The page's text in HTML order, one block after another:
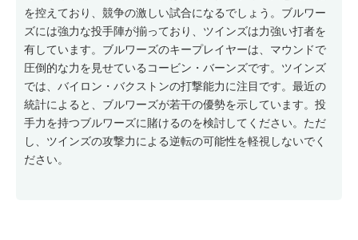
を控えており、競争の激しい試合になるでしょう。ブルワー
ズには強力な投手陣が揃っており、ツインズは力強い打者を
有しています。ブルワーズのキープレイヤーは、マウンドで
圧倒的な力を見せているコービン・バーンズです。ツインズ
では、バイロン・バクストンの打撃能力に注目です。最近の
統計によると、ブルワーズが若干の優勢を示しています。投
手力を持つブルワーズに賭けるのを検討してください。ただ
し、ツインズの攻撃力による逆転の可能性を軽視しないでく
ださい。